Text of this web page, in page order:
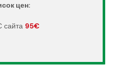
цен:
сайта 95€